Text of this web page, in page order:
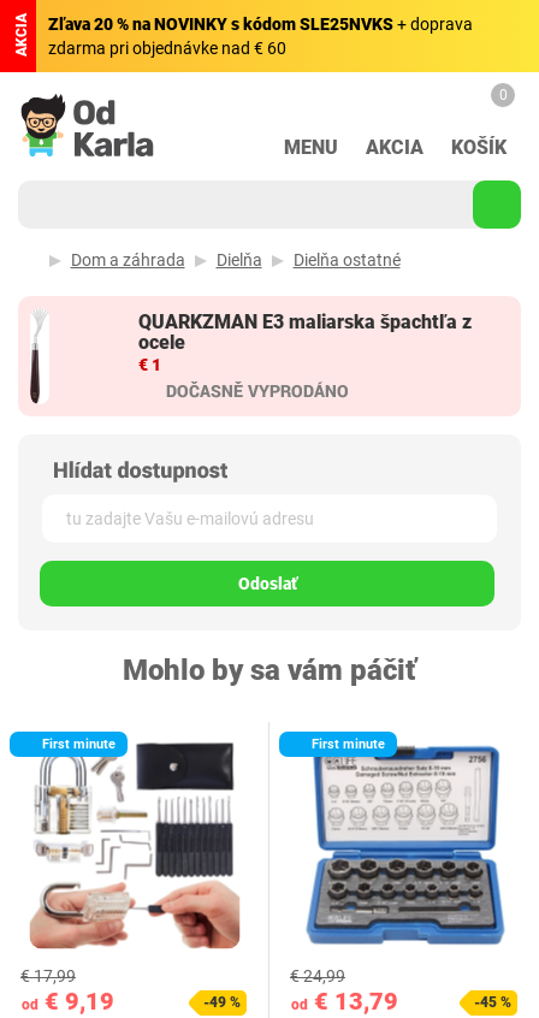
AKCIA Zľava 20 % na NOVINKY s kódom SLE25NVKS+ doprava
zdarma pri objednávke nad € 60
MENU AKCIA
0
KOŠÍK
Dom a záhrada Dielňa Dielňa ostatné
QUARKZMAN E3 maliarska špachtľa z
ocele
€ 1
Odoslať
Mohlo by sa vám páčiť
First minute
od € 9,19
€ 17,99
-49 %
First minute
od € 13,79
€ 24,99
-45 %